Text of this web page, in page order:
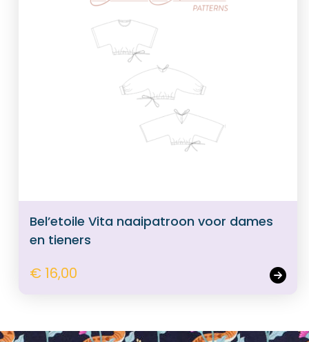
Bel’etoile Vita naaipatroon voor dames
en tieners
€ 16,00